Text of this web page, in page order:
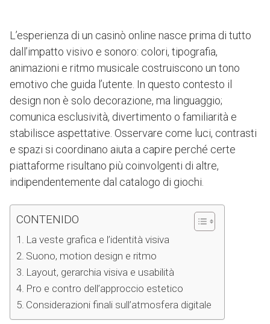
L’esperienza di un casinò online nasce prima di tutto
dall’impatto visivo e sonoro: colori, tipografia,
animazioni e ritmo musicale costruiscono un tono
emotivo che guida l’utente. In questo contesto il
design non è solo decorazione, ma linguaggio;
comunica esclusività, divertimento o familiarità e
stabilisce aspettative. Osservare come luci, contrasti
e spazi si coordinano aiuta a capire perché certe
piattaforme risultano più coinvolgenti di altre,
indipendentemente dal catalogo di giochi.
CONTENIDO
La veste grafica e l’identità visiva
Suono, motion design e ritmo
Layout, gerarchia visiva e usabilità
Pro e contro dell’approccio estetico
Considerazioni finali sull’atmosfera digitale